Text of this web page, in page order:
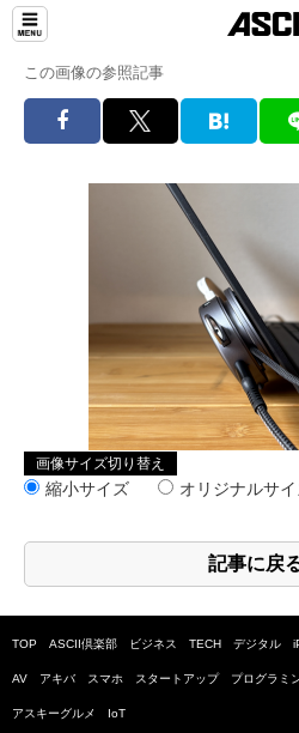
この画像の参照記事
画像サイズ切り替え
縮小サイズ オリジナルサ
記事に戻
TOP ASCII倶楽部 ビジネス TECH デジタル
AV アキバ スマホ スタートアップ プログラミ
アスキーグルメ IoT